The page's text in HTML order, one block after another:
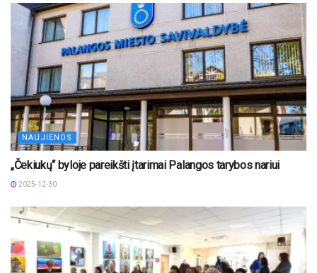
NAUJIENOS
„Čekiukų“ byloje pareikšti įtarimai Palangos tarybos nariui
2025-12-30